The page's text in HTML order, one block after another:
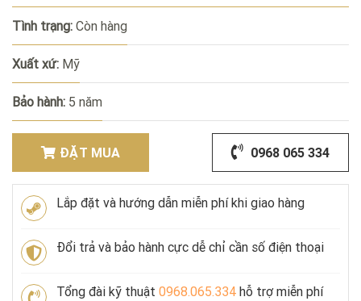
Tình trạng: Còn hàng
Xuất xứ: Mỹ
Bảo hành: 5 năm
ĐẶT MUA 0968 065 334
Lắp đặt và hướng dẫn miễn phí khi giao hàng
Đổi trả và bảo hành cực dễ chỉ cần số điện thoại
Tổng đài kỹ thuật 0968.065.334 hỗ trợ miễn phí